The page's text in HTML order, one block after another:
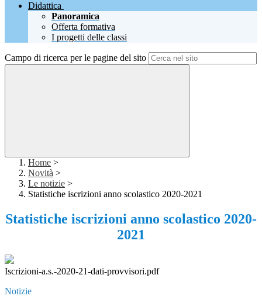
Didattica
Panoramica
Offerta formativa
I progetti delle classi
Campo di ricerca per le pagine del sito
Home >
Novità >
Le notizie >
Statistiche iscrizioni anno scolastico 2020-2021
Statistiche iscrizioni anno scolastico 2020-
2021
Iscrizioni-a.s.-2020-21-dati-provvisori.pdf
Notizie